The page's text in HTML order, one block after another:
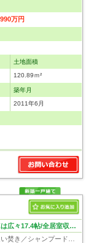
万円
土地面積
120.89ｍ²
築年月
2011年6月
西武池袋線「大泉学園」駅まで徒歩16分/対面キッチンのLDKは広々17.4帖/全居室収納付き＋WICで収納豊富